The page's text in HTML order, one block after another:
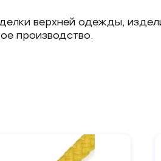
верхней одежды,
производство.